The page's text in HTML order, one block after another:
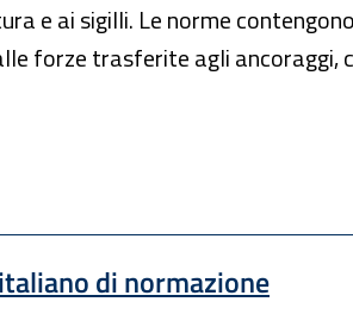
e ai sigilli. Le norme
forze trasferite agli ancoraggi,
di normazione
Sito esterno : apre una nuova finestra